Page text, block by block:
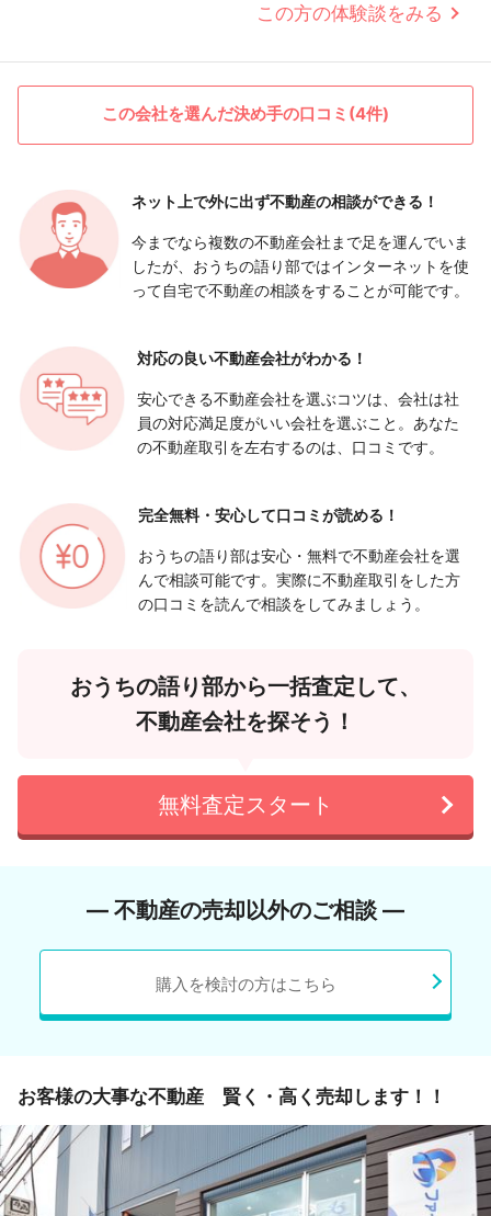
この方の体験談をみる
この会社を選んだ決め手の口コミ(4件)
ネット上で外に出ず不動産の相談ができる！
今までなら複数の不動産会社まで足を運んでいま
したが、おうちの語り部ではインターネットを使
って自宅で不動産の相談をすることが可能です。
対応の良い不動産会社がわかる！
安心できる不動産会社を選ぶコツは、会社は社
員の対応満足度がいい会社を選ぶこと。あなた
の不動産取引を左右するのは、口コミです。
完全無料・安心して口コミが読める！
おうちの語り部は安心・無料で不動産会社を選
んで相談可能です。実際に不動産取引をした方
の口コミを読んで相談をしてみましょう。
おうちの語り部から一括査定して、
不動産会社を探そう！
無料査定スタート
― 不動産の売却以外のご相談 ―
購入を検討の方はこちら
お客様の大事な不動産 賢く・高く売却します！！